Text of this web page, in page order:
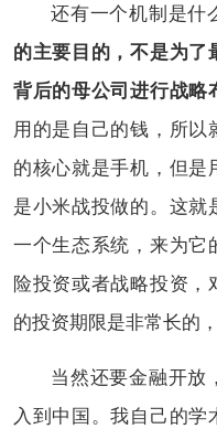
还有一个机制是什
的主要目的，不是为了
背后的母公司进行战略
用的是自己的钱，所以
的核心就是手机，但是
是小米战投做的。这就
一个生态系统，来为它
险投资或者战略投资，
的投资期限是非常长的
当然还要金融开放
入到中国。我自己的学